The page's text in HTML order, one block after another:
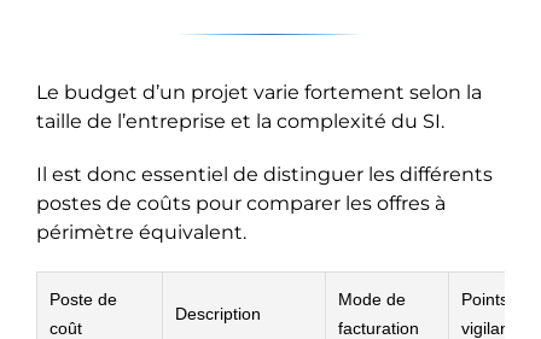
Le budget d’un projet varie fortement selon la
taille de l’entreprise et la complexité du SI.
Il est donc essentiel de distinguer les différents
postes de coûts pour comparer les offres à
périmètre équivalent.
Poste de
coût
Description
Mode de
facturation
Points de
vigilance